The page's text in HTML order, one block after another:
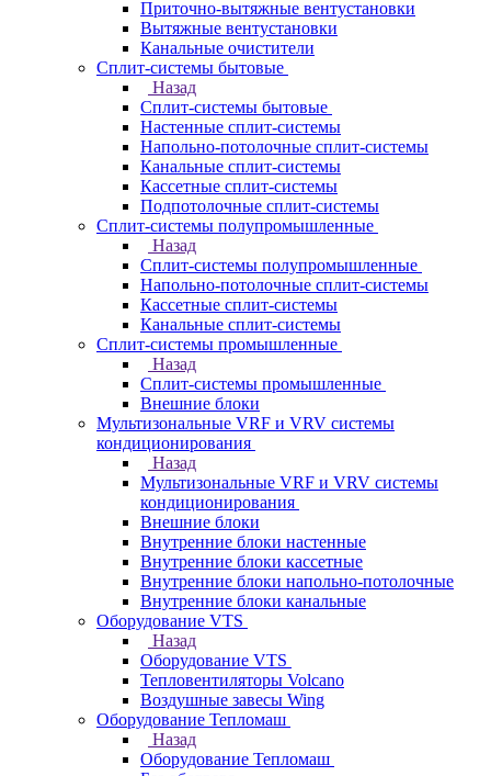
Приточно-вытяжные вентустановки
Вытяжные вентустановки
Канальные очистители
Сплит-системы бытовые
Назад
Сплит-системы бытовые
Настенные сплит-системы
Напольно-потолочные сплит-системы
Канальные сплит-системы
Кассетные сплит-системы
Подпотолочные сплит-системы
Сплит-системы полупромышленные
Назад
Сплит-системы полупромышленные
Напольно-потолочные сплит-системы
Кассетные сплит-системы
Канальные сплит-системы
Сплит-системы промышленные
Назад
Сплит-системы промышленные
Внешние блоки
Мультизональные VRF и VRV системы
кондиционирования
Назад
Мультизональные VRF и VRV системы
кондиционирования
Внешние блоки
Внутренние блоки настенные
Внутренние блоки кассетные
Внутренние блоки напольно-потолочные
Внутренние блоки канальные
Оборудование VTS
Назад
Оборудование VTS
Тепловентиляторы Volcano
Воздушные завесы Wing
Оборудование Тепломаш
Назад
Оборудование Тепломаш